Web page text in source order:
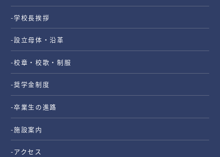
-学校長挨拶
-設立母体・沿革
-校章・校歌・制服
-奨学金制度
-卒業生の進路
-施設案内
-アクセス